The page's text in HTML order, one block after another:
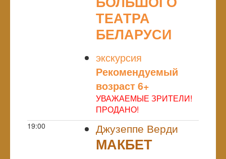
ТЕАТРА
БЕЛАРУСИ
экскурсия
Рекомендуемый
возраст 6+
УВАЖАЕМЫЕ ЗРИТЕЛИ!
ПРОДАНО!
19:00 Джузеппе Верди
МАКБЕТ